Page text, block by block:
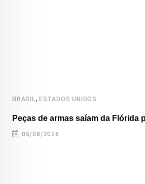
BRASIL, ESTADOS UNIDOS
Peças de armas saíam da Flórida
05/08/2026